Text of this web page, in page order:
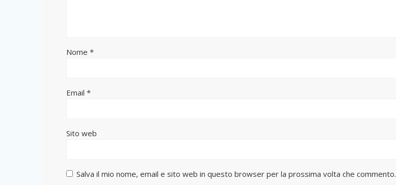
Nome*
Email*
Sito web
Salva il mio nome, email e sito web in questo browser per la prossima volta che commento.